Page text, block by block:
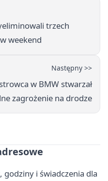
trzech
weekend
Następny >>
w BMW stwarzał
zagrożenie na drodze
godziny i świadczenia dla